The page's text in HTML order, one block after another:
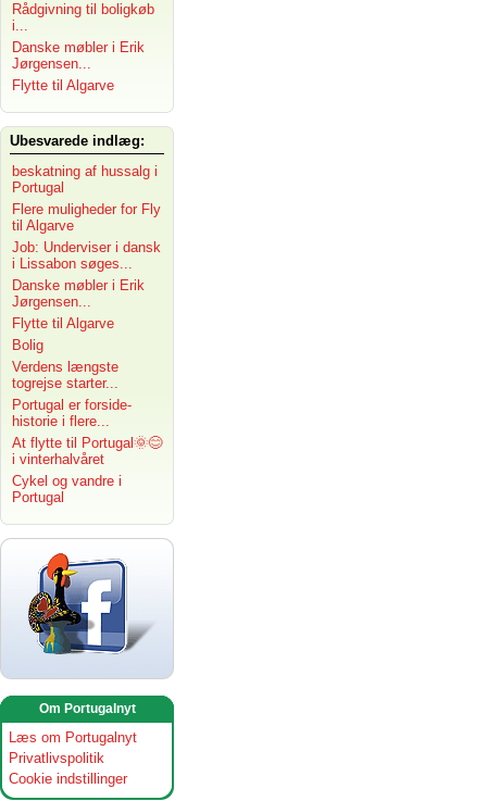
Rådgivning til boligkøb
i...
Danske møbler i Erik
Jørgensen...
Flytte til Algarve
Ubesvarede indlæg:
beskatning af hussalg i
Portugal
Flere muligheder for Fly
til Algarve
Job: Underviser i dansk
i Lissabon søges...
Danske møbler i Erik
Jørgensen...
Flytte til Algarve
Bolig
Verdens længste
togrejse starter...
Portugal er forside-
historie i flere...
At flytte til Portugal🌞😊
i vinterhalvåret
Cykel og vandre i
Portugal
Om Portugalnyt
Læs om Portugalnyt
Privatlivspolitik
Cookie indstillinger